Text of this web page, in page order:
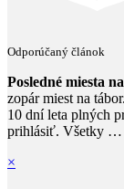
Odporúčaný článok
Posledné miesta
zopár miest na
10 dní leta plných
prihlásiť. Všetky …
×